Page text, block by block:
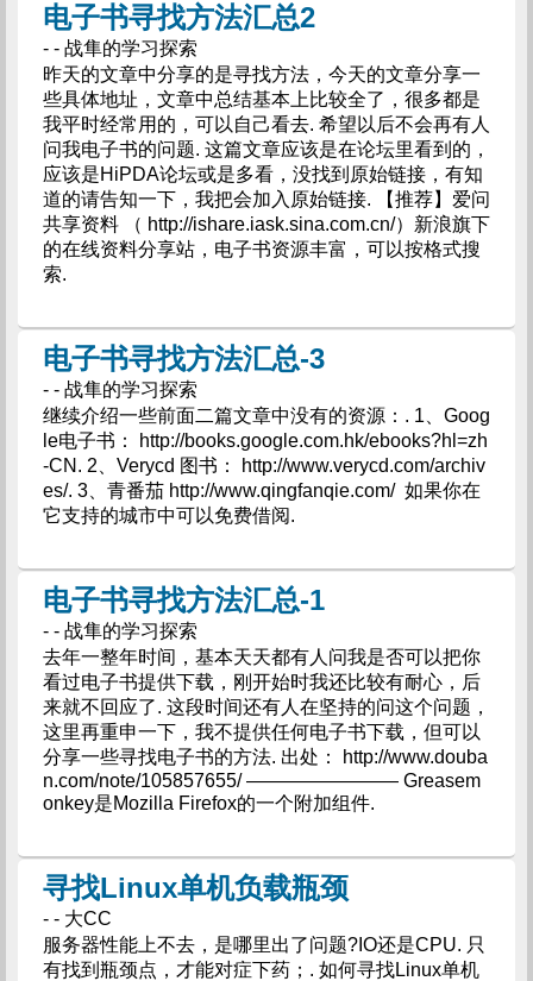
电子书寻找方法汇总2
- - 战隼的学习探索
昨天的文章中分享的是寻找方法，今天的文章分享一
些具体地址，文章中总结基本上比较全了，很多都是
我平时经常用的，可以自己看去. 希望以后不会再有人
问我电子书的问题. 这篇文章应该是在论坛里看到的，
应该是HiPDA论坛或是多看，没找到原始链接，有知
道的请告知一下，我把会加入原始链接. 【推荐】爱问
共享资料 （ http://ishare.iask.sina.com.cn/）新浪旗下
的在线资料分享站，电子书资源丰富，可以按格式搜
索.
电子书寻找方法汇总-3
- - 战隼的学习探索
继续介绍一些前面二篇文章中没有的资源：. 1、Goog
le电子书： http://books.google.com.hk/ebooks?hl=zh
-CN. 2、Verycd 图书： http://www.verycd.com/archiv
es/. 3、青番茄 http://www.qingfanqie.com/ 如果你在
它支持的城市中可以免费借阅.
电子书寻找方法汇总-1
- - 战隼的学习探索
去年一整年时间，基本天天都有人问我是否可以把你
看过电子书提供下载，刚开始时我还比较有耐心，后
来就不回应了. 这段时间还有人在坚持的问这个问题，
这里再重申一下，我不提供任何电子书下载，但可以
分享一些寻找电子书的方法. 出处： http://www.douba
n.com/note/105857655/ ———————— Greasem
onkey是Mozilla Firefox的一个附加组件.
寻找Linux单机负载瓶颈
- - 大CC
服务器性能上不去，是哪里出了问题?IO还是CPU. 只
有找到瓶颈点，才能对症下药；. 如何寻找Linux单机